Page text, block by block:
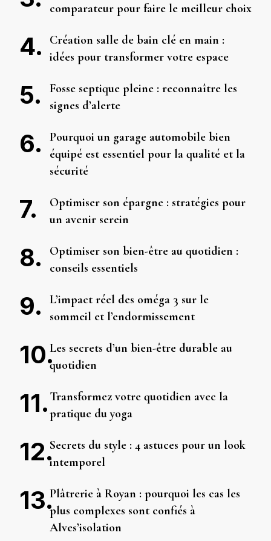
comparateur pour faire le meilleur choix
Création salle de bain clé en main :
idées pour transformer votre espace
Fosse septique pleine : reconnaître les
signes d’alerte
Pourquoi un garage automobile bien
équipé est essentiel pour la qualité et la
sécurité
Optimiser son épargne : stratégies pour
un avenir serein
Optimiser son bien-être au quotidien :
conseils essentiels
L’impact réel des oméga 3 sur le
sommeil et l’endormissement
Les secrets d’un bien-être durable au
quotidien
Transformez votre quotidien avec la
pratique du yoga
Secrets du style : 4 astuces pour un look
intemporel
Plâtrerie à Royan : pourquoi les cas les
plus complexes sont confiés à
Alves’isolation